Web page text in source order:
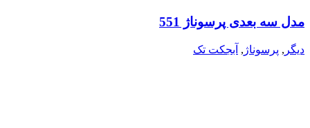
مدل سه بعدی پرسوناژ 551
دیگر , پرسوناژ , آبجکت تک